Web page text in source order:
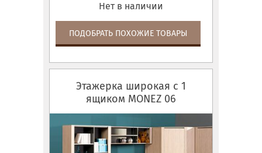
Нет в наличии
ПОДОБРАТЬ ПОХОЖИЕ ТОВАРЫ
Этажерка широкая с 1
ящиком MONEZ 06